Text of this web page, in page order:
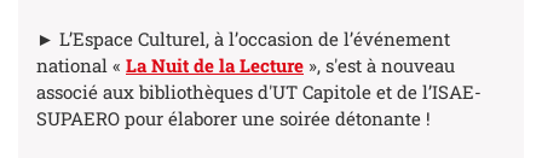
► L’Espace Culturel, à l’occasion de l’événement
national « La Nuit de la Lecture », s'est à nouveau
associé aux bibliothèques d'UT Capitole et de l’ISAE-
SUPAERO pour élaborer une soirée détonante !